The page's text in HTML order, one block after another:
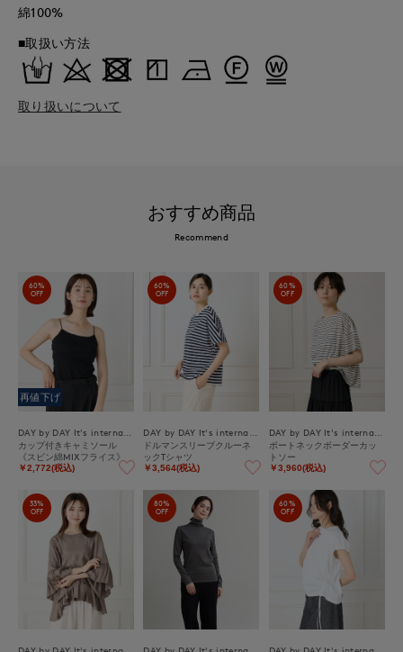
綿100%
■取扱い方法
取り扱いについて
おすすめ商品
Recommend
60%
OFF
再値下げ
カップ付きキャミソール
《スビン綿MIXフライス》
￥2,772(税込)
60%
OFF
ドルマンスリーブクルーネ
ックTシャツ
￥3,564(税込)
60%
OFF
ボートネックボーダーカッ
トソー
￥3,960(税込)
33%
OFF
80%
OFF
60%
OFF